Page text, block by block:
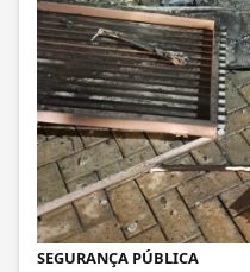
SEGURANÇA PÚBLICA